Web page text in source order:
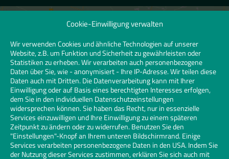
Cookie-Einwilligung verwalten
Wir verwenden Cookies und ähnliche Technologien auf unserer
Website, z.B. um Funktion und Sicherheit zu gewährleisten oder
Statistiken zu erheben. Wir verarbeiten auch personenbezogene
Daten über Sie, wie - anonymisiert - Ihre IP-Adresse. Wir teilen diese
Daten auch mit Dritten. Die Datenverarbeitung kann mit Ihrer
Einwilligung oder auf Basis eines berechtigten Interesses erfolgen,
dem Sie in den individuellen Datenschutzeinstellungen
widersprechen können. Sie haben das Recht, nur in essenzielle
Services einzuwilligen und Ihre Einwilligung zu einem späteren
Zeitpunkt zu ändern oder zu widerrufen. Benutzen Sie den
"Einstellungen"-Knopf an Ihrem unteren Bildschirmrand. Einige
Services verarbeiten personenbezogene Daten in den USA. Indem Sie
der Nutzung dieser Services zustimmen, erklären Sie sich auch mit
Klicken Sie hier, um Marketing-Cookies zu
akzeptieren und diesen Inhalt zu
aktivieren | Click to accept marketing
cookies and enable this content